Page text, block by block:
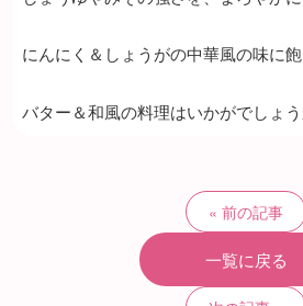
にんにく＆しょうがの中華風の味に飽
バター＆和風の料理はいかがでしょう
前の記事
一覧に戻る